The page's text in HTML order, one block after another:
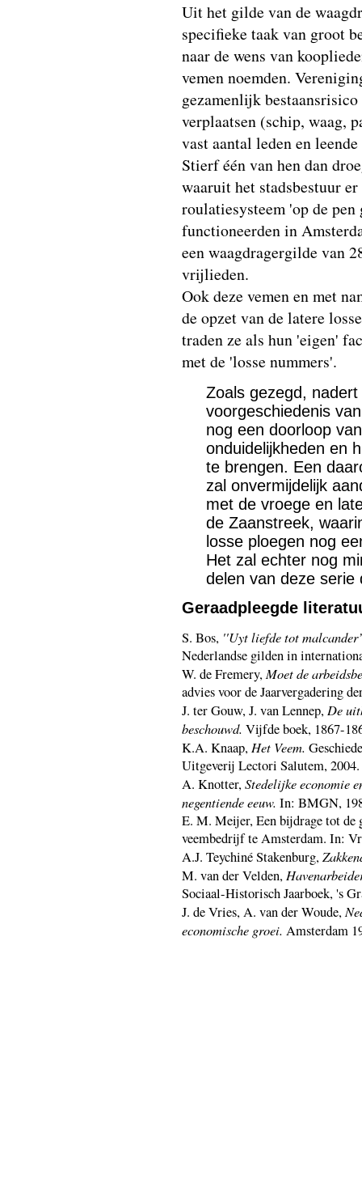
Uit het gilde van de
specifieke taak van groot
naar de wens van
vemen noemden.
gezamenlijk
verplaatsen (schip, waag,
vast aantal leden en
Stierf één van hen dan
waaruit het stadsbestuur
roulatiesysteem 'op de
functioneerden in
een waagdragergilde van
vrijlieden.
Ook deze vemen en met
de opzet van de latere
traden ze als hun 'eigen'
met de 'losse nummers'.
Zoals gezegd,
voorgeschiedenis
nog een doorloop
onduidelijkheden en
te brengen. Een
zal onvermijdelijk
met de vroege en
de Zaanstreek,
losse ploegen nog
Het zal echter nog
delen van deze serie
Geraadpleegde
S. Bos, ''Uyt liefde tot
Nederlandse gilden in
W. de Fremery,Moet de
advies voor de Jaarvergadering
J. ter Gouw, J. van Lennep, De
beschouwd. Vijfde boek, 1867-
K.A. Knaap, Het Veem.
Uitgeverij Lectori Salutem, 2004.
A. Knotter,Stedelijke economie
negentiende eeuw. In: BMGN,
E. M. Meijer, Een bijdrage tot de
veembedrijf te Amsterdam. In:
A.J. Teychiné Stakenburg,
M. van der Velden,
Sociaal-Historisch Jaarboek, 's
J. de Vries, A. van der Woude,
economische groei. Amsterdam